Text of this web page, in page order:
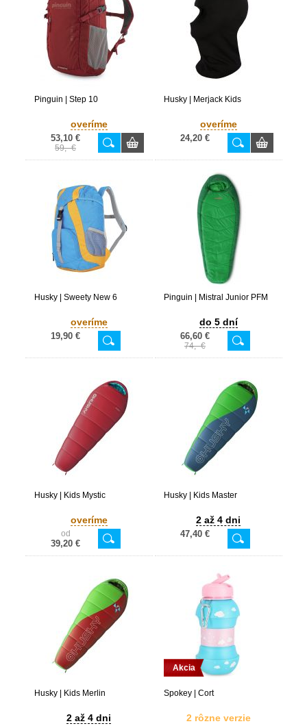
Pinguin | Step 10
overíme
53,10 €
59,- €
Husky | Merjack Kids
overíme
24,20 €
Husky | Sweety New 6
overíme
19,90 €
Pinguin | Mistral Junior PFM
do 5 dní
66,60 €
74,- €
Husky | Kids Mystic
overíme
od
39,20 €
Husky | Kids Master
2 až 4 dni
47,40 €
Husky | Kids Merlin
2 až 4 dni
Akcia
Spokey | Cort
2 rôzne verzie